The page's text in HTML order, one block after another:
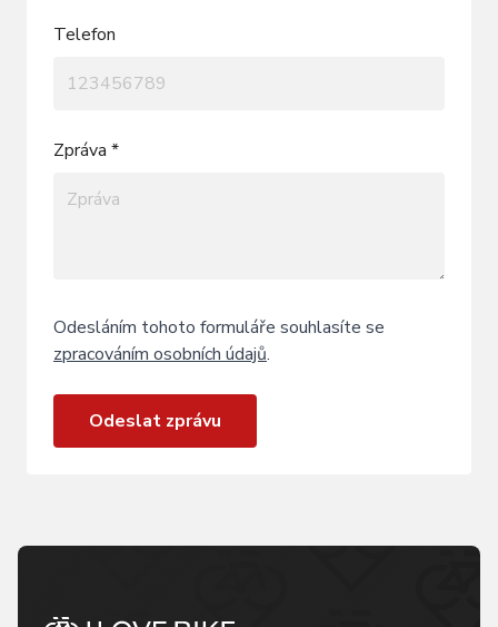
Telefon
Zpráva *
Odesláním tohoto formuláře souhlasíte se
zpracováním osobních údajů.
Odeslat zprávu